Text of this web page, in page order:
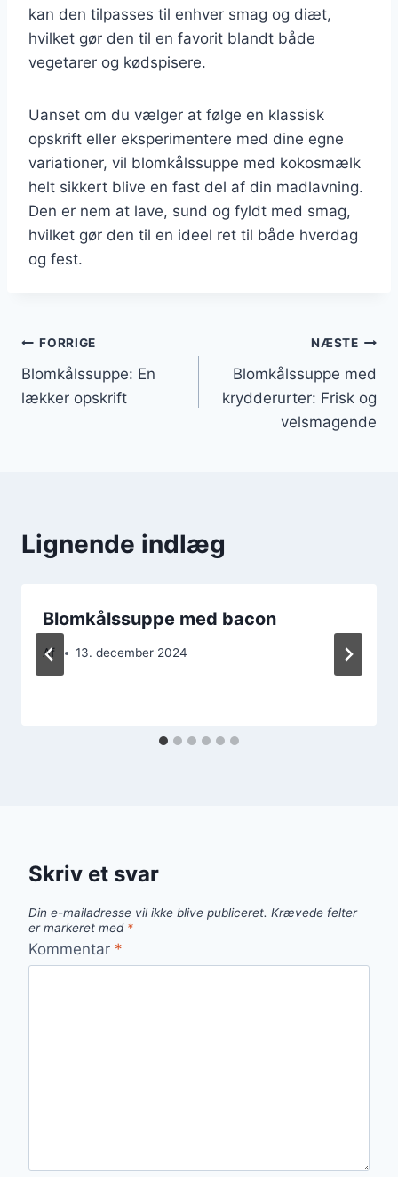
kan den tilpasses til enhver smag og diæt,
hvilket gør den til en favorit blandt både
vegetarer og kødspisere.
Uanset om du vælger at følge en klassisk
opskrift eller eksperimentere med dine egne
variationer, vil blomkålssuppe med kokosmælk
helt sikkert blive en fast del af din madlavning.
Den er nem at lave, sund og fyldt med smag,
hvilket gør den til en ideel ret til både hverdag
og fest.
Indlægsnavigation
FORRIGE
Blomkålssuppe: En
lækker opskrift
NÆSTE
Blomkålssuppe med
krydderurter: Frisk og
velsmagende
Lignende indlæg
Blomkålssuppe med bacon
Af 13. december 2024
Skriv et svar
Din e-mailadresse vil ikke blive publiceret. Krævede felter
er markeret med *
Kommentar *